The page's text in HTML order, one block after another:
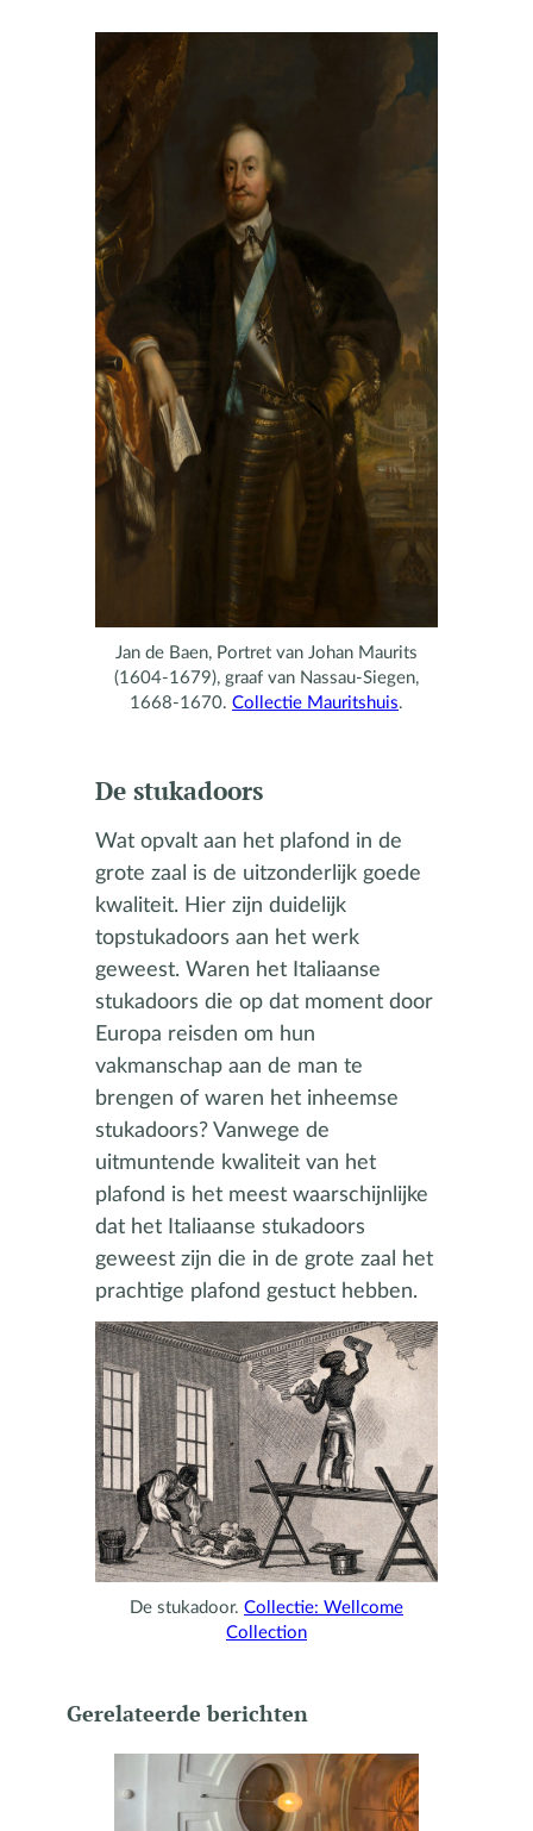
Jan de Baen, Portret van Johan Maurits
(1604-1679), graaf van Nassau-Siegen,
1668-1670. Collectie Mauritshuis.
De stukadoors
Wat opvalt aan het plafond in de
grote zaal is de uitzonderlijk goede
kwaliteit. Hier zijn duidelijk
topstukadoors aan het werk
geweest. Waren het Italiaanse
stukadoors die op dat moment door
Europa reisden om hun
vakmanschap aan de man te
brengen of waren het inheemse
stukadoors? Vanwege de
uitmuntende kwaliteit van het
plafond is het meest waarschijnlijke
dat het Italiaanse stukadoors
geweest zijn die in de grote zaal het
prachtige plafond gestuct hebben.
De stukadoor. Collectie: Wellcome
Collection
Gerelateerde berichten